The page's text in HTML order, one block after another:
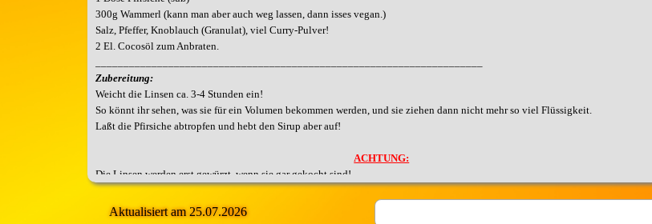
300g Wammerl (kann man aber auch weg lassen, dann isses vegan.)
Salz, Pfeffer, Knoblauch (Granulat), viel Curry-Pulver!
2 El. Cocosöl zum Anbraten.
Zubereitung:
Weicht die Linsen ca. 3-4 Stunden ein!
So könnt ihr sehen, was sie für ein Volumen bekommen werden, und sie ziehen dann nicht mehr so viel Flüssigkeit.
Laßt die Pfirsiche abtropfen und hebt den Sirup aber auf!
ACHTUNG:
Die Linsen werden erst gewürzt, wenn sie gar gekocht sind!
Vorzeitiges salzen kann dazu führen, dass sie nicht weich werden!
Aktualisiert am 25.07.2026